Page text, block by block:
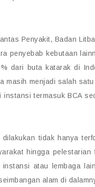
Penyakit, Badan
penyebab kebutaan
dari buta katarak di
menjadi salah
termasuk BCA
tidak hanya
hingga
atau lembaga
alam di